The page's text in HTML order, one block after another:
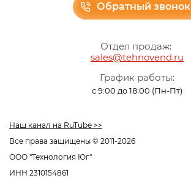
Обратный звонок
Наш канал на RuTube >>
Все права защищены © 2011-2026
ООО "Технология Юг"
ИНН 2310154861
Отдел продаж:
sales@tehnovend.ru
График работы:
с 9:00 до 18:00 (Пн-Пт)